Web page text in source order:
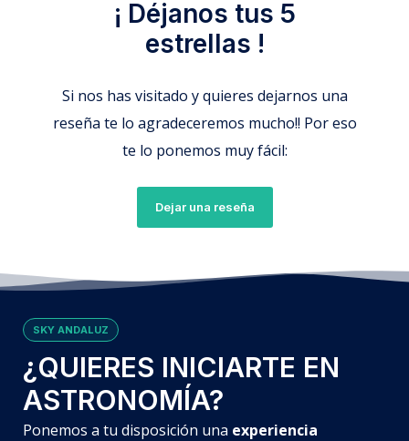
¡ Déjanos tus 5
estrellas !
Si nos has visitado y quieres dejarnos una
reseña te lo agradeceremos mucho!! Por eso
te lo ponemos muy fácil:
Dejar una reseña
SKY ANDALUZ
¿QUIERES INICIARTE EN
ASTRONOMÍA?
Ponemos a tu disposición una experiencia